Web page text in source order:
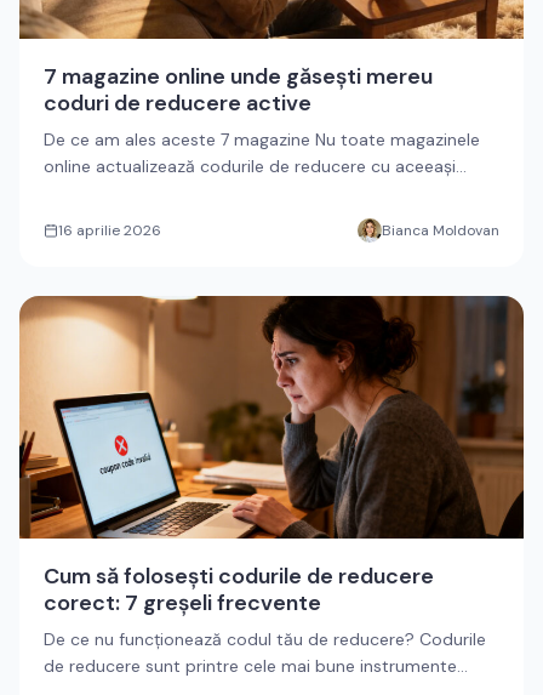
7 magazine online unde găsești mereu
coduri de reducere active
De ce am ales aceste 7 magazine Nu toate magazinele
online actualizează codurile de reducere cu aceeași
16 aprilie 2026 Bianca Moldovan
Cum să folosești codurile de reducere
corect: 7 greșeli frecvente
De ce nu funcționează codul tău de reducere? Codurile
de reducere sunt printre cele mai bune instrumente